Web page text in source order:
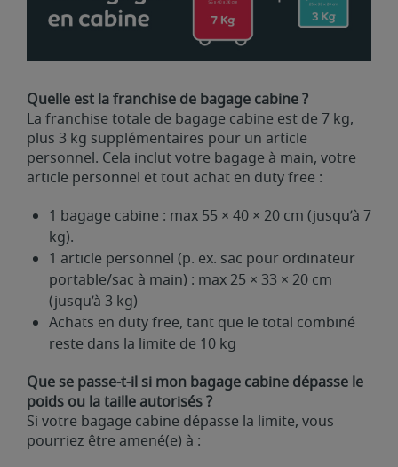
Quelle est la franchise de bagage cabine ?
La franchise totale de bagage cabine est de 7 kg,
plus 3 kg supplémentaires pour un article
personnel. Cela inclut votre bagage à main, votre
article personnel et tout achat en duty free :
1 bagage cabine : max 55 × 40 × 20 cm (jusqu’à 7
kg).
1 article personnel (p. ex. sac pour ordinateur
portable/sac à main) : max 25 × 33 × 20 cm
(jusqu’à 3 kg)
Achats en duty free, tant que le total combiné
reste dans la limite de 10 kg
Que se passe-t-il si mon bagage cabine dépasse le
poids ou la taille autorisés ?
Si votre bagage cabine dépasse la limite, vous
pourriez être amené(e) à :